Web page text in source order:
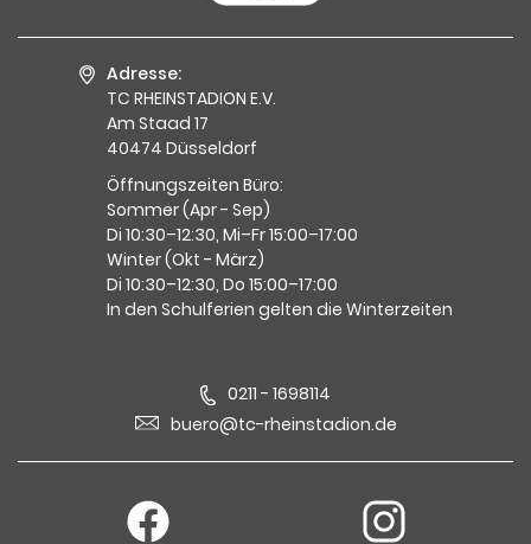
Adresse:
TC RHEINSTADION E.V.
Am Staad 17
40474 Düsseldorf
Öffnungszeiten Büro:
Sommer (Apr - Sep)
Di 10:30–12:30, Mi–Fr 15:00–17:00
Winter (Okt - März)
Di 10:30–12:30, Do 15:00–17:00
In den Schulferien gelten die Winterzeiten
0211 - 1698114
buero@tc-rheinstadion.de